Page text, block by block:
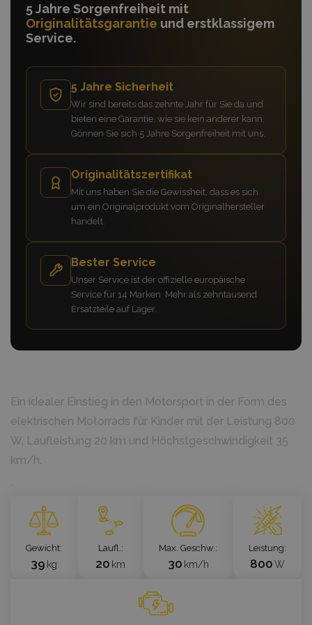
5 Jahre Sorgenfreiheit mit
Originalitätsgarantie und erstklassigem
Service.
5 Jahre Sicherheit
Wir sind bereits das zehnte Jahr für Sie da und
bieten eine Garantie, wie sie kein anderer kann.
Gönnen Sie sich 5 Jahre Sorgenfreiheit mit uns.
Originalitätszertifikat
Mit uns haben Sie die Gewissheit, dass es sich
um ein Originalprodukt vom Originalhersteller
handelt.
Bester Service
Unser Service ist der offizielle europäische
Service für 14 Marken. Mehr als zehntausend
Ersatzteile auf Lager.
Ein idealer Einstieg in den Motorsport in der Form des
elektrischen Motorrads für Kinder mit der Leistung 800
W, Laufleistung 20 km und Höchstgeschwindigkeit 35
km/h.
`
Gewicht
39 kg
Laufl.
20 km
Max. Geschw.
30 km/h
Leistung
800W